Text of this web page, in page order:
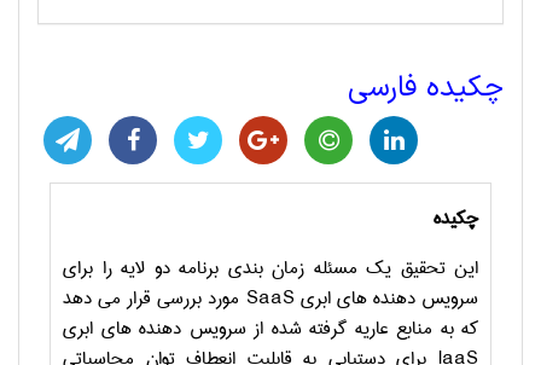
چکیده فارسی
چکیده
این تحقیق یک مسئله زمان بندی برنامه دو لایه را برای
سرویس دهنده های ابری SaaS مورد بررسی قرار می دهد
که به منابع عاریه گرفته شده از سرویس دهنده های ابری